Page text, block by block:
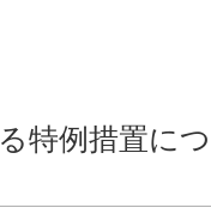
特例措置につ